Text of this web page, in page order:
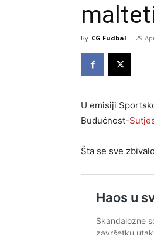
By CG Fudbal - 29
U emisiji
Budućnost-
Šta se sve